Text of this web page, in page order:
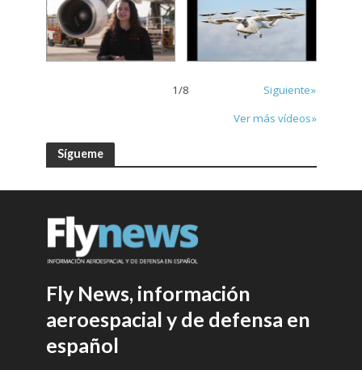
1/8
Siguiente»
Ver más vídeos»
Sígueme
Fly News, información
aeroespacial y de defensa en
español